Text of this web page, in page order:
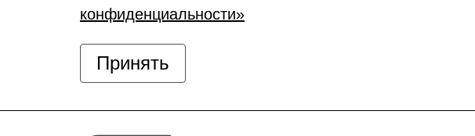
конфиденциальности»
Принять